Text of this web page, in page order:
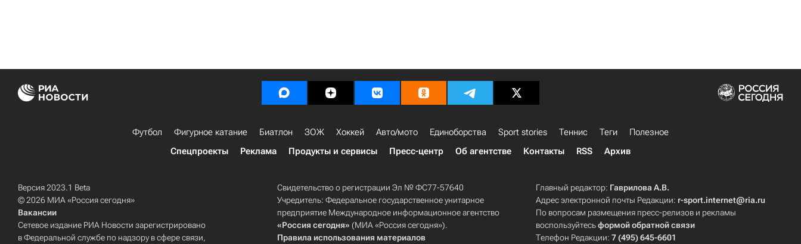
Футбол Фигурное катание Биатлон ЗОЖ Хоккей Авто/мото Единоборства Sport stories Теннис Теги
Полезное
Спецпроекты
Реклама Продукты и сервисы Пресс-центр Об агентстве Контакты RSS Архив
Версия 2023.1 Beta
© 2026 МИА «Россия сегодня»
Вакансии
Сетевое издание РИА Новости зарегистрировано
в Федеральной службе по надзору в сфере связи,
Свидетельство о регистрации Эл № ФС77-57640
Учредитель: Федеральное государственное унитарное
предприятие Международное информационное агентство
«Россия сегодня» (МИА «Россия сегодня»).
Правила использования материалов
Главный редактор: Гаврилова А.В.
Адрес электронной почты Редакции: r-sport.internet@ria.ru
По вопросам размещения пресс-релизов и рекламы
воспользуйтесьформой обратной связи
Телефон Редакции:7 (495) 645-6601